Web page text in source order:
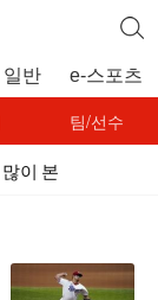
일반 e-스포츠
팀/선수
많이 본